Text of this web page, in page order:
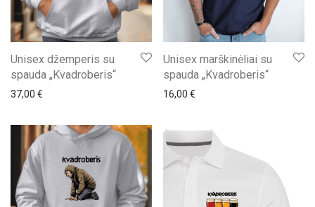
Unisex džemperis su
spauda „Kvadroberis“
37,00 €
Unisex marškinėliai su
spauda „Kvadroberis“
16,00 €